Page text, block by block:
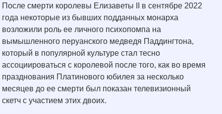
После смерти королевы Елизаветы II в сентябре 2022
года некоторые из бывших подданных монарха
возложили роль ее личного психопомпа на
вымышленного перуанского медведя Паддингтона,
который в популярной культуре стал тесно
ассоциироваться с королевой после того, как во время
празднования Платинового юбилея за несколько
месяцев до ее смерти был показан телевизионный
скетч с участием этих двоих.